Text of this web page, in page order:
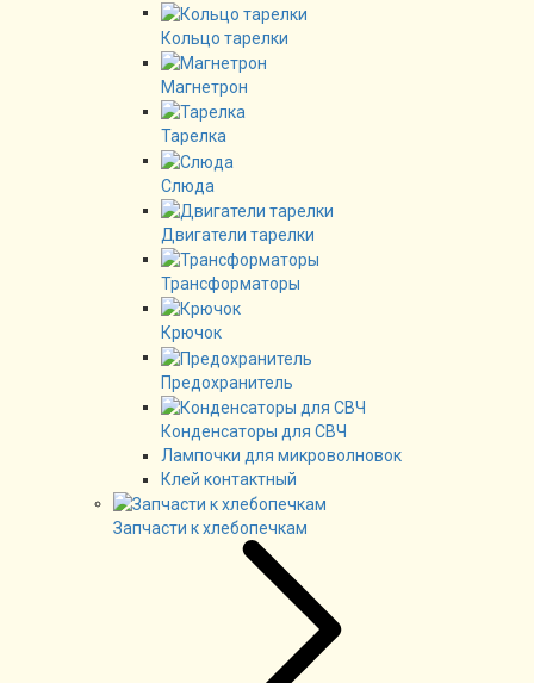
Кольцо тарелки
Магнетрон
Тарелка
Слюда
Двигатели тарелки
Трансформаторы
Крючок
Предохранитель
Конденсаторы для СВЧ
Лампочки для микроволновок
Клей контактный
Запчасти к хлебопечкам